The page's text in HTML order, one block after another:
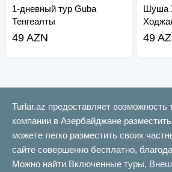
1-дневный тур Guba
Тенгеалты
49 AZN
Шуша
Булаги
49
Turlar.az предоставляет возможность
компании в Азербайджане
можете легко разместить своих
сайте совершенно бесплатно,
Можно найти Включенные туры,